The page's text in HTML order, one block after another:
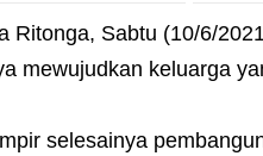
Ritonga, Sabtu (10/6/
mewujudkan keluarga
selesainya